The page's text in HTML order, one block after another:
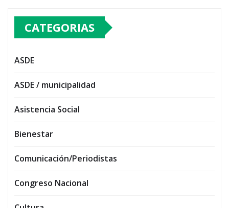
CATEGORIAS
ASDE
ASDE / municipalidad
Asistencia Social
Bienestar
Comunicación/Periodistas
Congreso Nacional